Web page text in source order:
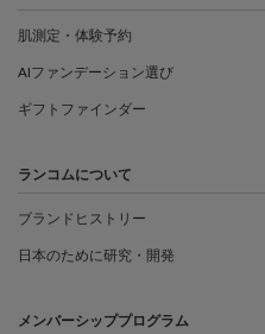
肌測定・体験予約
AIファンデーション選び
ギフトファインダー
ランコムについて
ブランドヒストリー
日本のために研究・開発
メンバーシッププログラム